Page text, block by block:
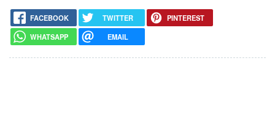
FACEBOOK TWITTER
PINTEREST
WHATSAPP
EMAIL